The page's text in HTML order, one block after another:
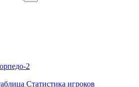
2
Статистика игроков